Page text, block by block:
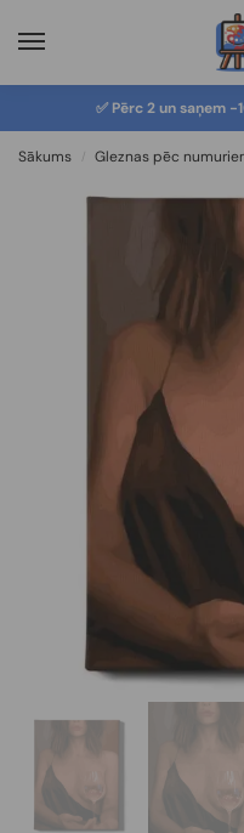
✅ Pērc 2 un saņem -
Sākums / Gleznas pēc